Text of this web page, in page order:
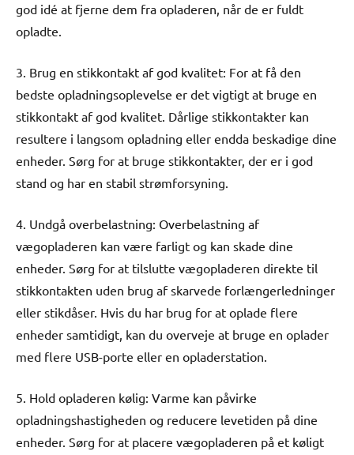
god idé at fjerne dem fra opladeren, når de er fuldt
opladte.
3. Brug en stikkontakt af god kvalitet: For at få den
bedste opladningsoplevelse er det vigtigt at bruge en
stikkontakt af god kvalitet. Dårlige stikkontakter kan
resultere i langsom opladning eller endda beskadige dine
enheder. Sørg for at bruge stikkontakter, der er i god
stand og har en stabil strømforsyning.
4. Undgå overbelastning: Overbelastning af
vægopladeren kan være farligt og kan skade dine
enheder. Sørg for at tilslutte vægopladeren direkte til
stikkontakten uden brug af skarvede forlængerledninger
eller stikdåser. Hvis du har brug for at oplade flere
enheder samtidigt, kan du overveje at bruge en oplader
med flere USB-porte eller en opladerstation.
5. Hold opladeren kølig: Varme kan påvirke
opladningshastigheden og reducere levetiden på dine
enheder. Sørg for at placere vægopladeren på et køligt